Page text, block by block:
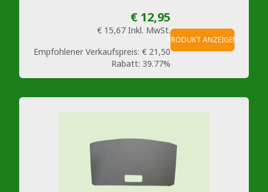
€ 12,95
€ 15,67 Inkl. MwSt.
Empfohlener Verkaufspreis: € 21,50
Rabatt: 39.77%
PRODUKT ANZEIGEN